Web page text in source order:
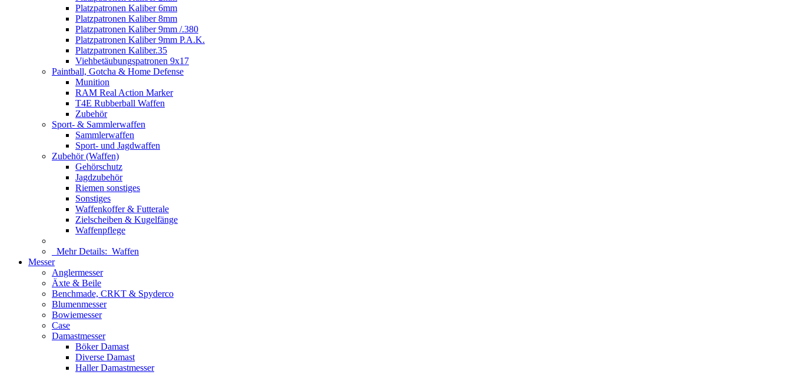
Platzpatronen Kaliber 6mm
Platzpatronen Kaliber 8mm
Platzpatronen Kaliber 9mm /.380
Platzpatronen Kaliber 9mm P.A.K.
Platzpatronen Kaliber.35
Viehbetäubungspatronen 9x17
Paintball, Gotcha & Home Defense
Munition
RAM Real Action Marker
T4E Rubberball Waffen
Zubehör
Sport- & Sammlerwaffen
Sammlerwaffen
Sport- und Jagdwaffen
Zubehör (Waffen)
Gehörschutz
Jagdzubehör
Riemen sonstiges
Sonstiges
Waffenkoffer & Futterale
Zielscheiben & Kugelfänge
Waffenpflege
Mehr Details: Waffen
Messer
Anglermesser
Äxte & Beile
Benchmade, CRKT & Spyderco
Blumenmesser
Bowiemesser
Case
Damastmesser
Böker Damast
Diverse Damast
Haller Damastmesser